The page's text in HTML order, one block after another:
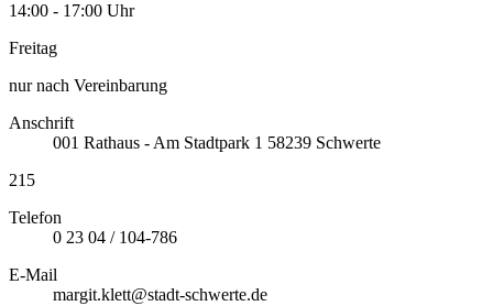
14:00 - 17:00 Uhr
Freitag
nur nach Vereinbarung
Anschrift
001 Rathaus - Am Stadtpark 1 58239 Schwerte
215
Telefon
0 23 04 / 104-786
E-Mail
margit.klett@stadt-schwerte.de